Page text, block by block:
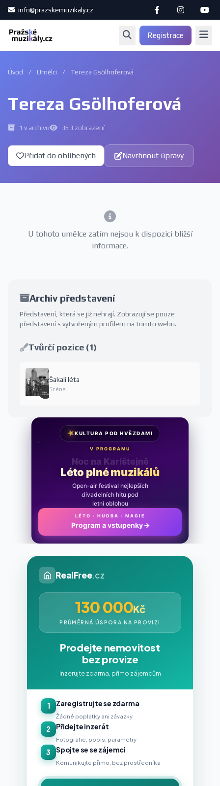
info@prazskemuzikaly.cz
Registrace
Úvod / Umělci / Tereza Gsölhoferová
Tereza Gsölhoferová
1 v archivu 353 zobrazení
Přidat do oblíbených Navrhnout úpravy
U tohoto umělce zatím nejsou k dispozici bližší
informace.
Archiv představení
Představení, která se již nehrají. Zobrazují se pouze
představení s vytvořeným profilem na tomto webu.
Tvůrčí pozice (1)
Šakalí léta
Scéna
★KULTURA POD HVĚZDAMI
V PROGRAMU
Noc na Karlštejně
Léto plné muzikálů
Open-air festival nejlepších
divadelních hitů pod
letní oblohou
LÉTO · HUDBA · MAGIE
Program a vstupenky→
RealFree.cz
130 000Kč
PRŮMĚRNÁ ÚSPORA NA PROVIZI
Prodejte nemovitost
bez provize
Inzerujte zdarma, přímo zájemcům
1 Zaregistrujte se zdarma
Žádné poplatky ani závazky
2 Přidejte inzerát
Fotografie, popis, parametry
3 Spojte se se zájemci
Komunikujte přímo, bez prostředníka